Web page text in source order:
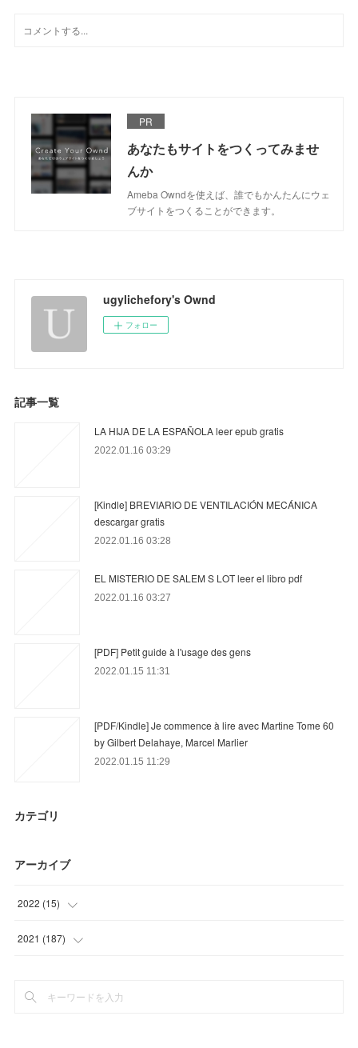
PR
あなたもサイトをつくってみませ
んか
Ameba Owndを使えば、誰でもかんたんにウェ
ブサイトをつくることができます。
ugylichefory's Ownd
フォロー
記事一覧
LA HIJA DE LA ESPAÑOLA leer epub gratis
2022.01.16 03:29
[Kindle] BREVIARIO DE VENTILACIÓN MECÁNICA
descargar gratis
2022.01.16 03:28
EL MISTERIO DE SALEM S LOT leer el libro pdf
2022.01.16 03:27
[PDF] Petit guide à l'usage des gens
2022.01.15 11:31
[PDF/Kindle] Je commence à lire avec Martine Tome 60
by Gilbert Delahaye, Marcel Marlier
2022.01.15 11:29
カテゴリ
アーカイブ
2022 (15)
(15
2021 (187)
(